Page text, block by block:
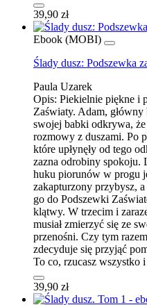
39,90 zł
Ebook (MOBI)
Ślady dusz: Podszewka
Paula Uzarek
Opis: Piekielnie piękne i
Zaświaty. Adam,
swojej babki odkrywa,
rozmowy z duszami. Po
które upłynęły od tego
zazna odrobiny spokoju.
huku piorunów w progu
zakapturzony przybysz,
go do Podszewki
klątwy. W trzecim i
musiał zmierzyć się ze
przenośni. Czy tym
zdecyduje się przyjąć
To co, rzucasz wszystko
39,90 zł